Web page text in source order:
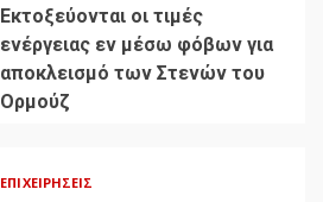
Εκτοξεύονται οι τιμές
ενέργειας εν μέσω φόβων για
αποκλεισμό των Στενών του
Ορμούζ
ΕΠΙΧΕΙΡΉΣΕΙΣ